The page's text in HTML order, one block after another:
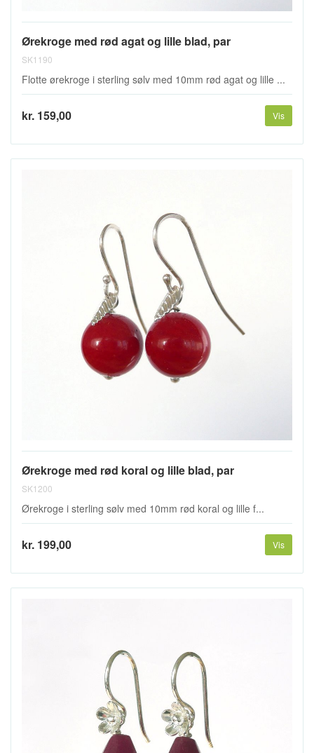
Ørekroge med rød agat og lille blad, par
SK1190
Flotte ørekroge i sterling sølv med 10mm rød agat og lille ...
kr. 159,00 Vis
Ørekroge med rød koral og lille blad, par
SK1200
Ørekroge i sterling sølv med 10mm rød koral og lille f...
kr. 199,00 Vis